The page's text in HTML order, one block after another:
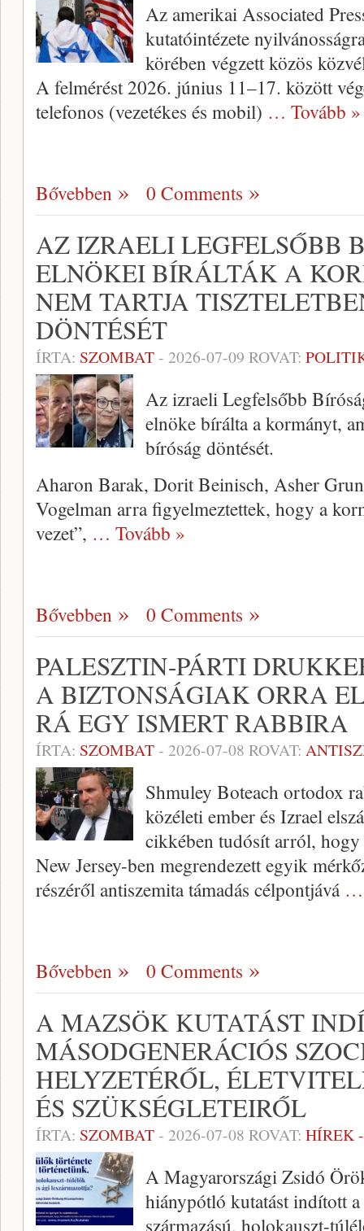
Az amerikai Associated
kutatóintézete
körében végzett közös
A felmérést 2026. június 11–17. között
telefonos (vezetékes és mobil) … Tovább »
Bővebben 0 Comments
AZ IZRAELI LEGFELSŐBB
ELNÖKEI BÍRÁLTÁK A
NEM TARTJA
DÖNTÉSÉT
ÍRTA: SZOMBAT- 2026-07-09 ROVAT:
Az izraeli Legfelsőbb
elnöke bírálta a kormányt,
bíróság döntését.
Aharon Barak, Dorit Beinisch, Asher
Vogelman arra figyelmeztettek, hogy a
vezet”, … Tovább »
Bővebben 0 Comments
PALESZTIN-PÁRTI
A BIZTONSÁGIAK ORRA
RÁ EGY ISMERT RABBIRA
ÍRTA: SZOMBAT- 2026-07-08 ROVAT:
Shmuley Boteach ortodox
közéleti ember és Izrael
cikkében tudósít arról,
New Jersey-ben megrendezett egyik
részéről antiszemita támadás célpontjává …
Bővebben 0 Comments
A MAZSÖK KUTATÁST
MÁSODGENERÁCIÓS
HELYZETÉRŐL,
ÉS SZÜKSÉGLETEIRŐL
ÍRTA: SZOMBAT- 2026-07-08 ROVAT: HÍREK
A Magyarországi Zsidó
hiánypótló kutatást indított
származású, holokauszt-